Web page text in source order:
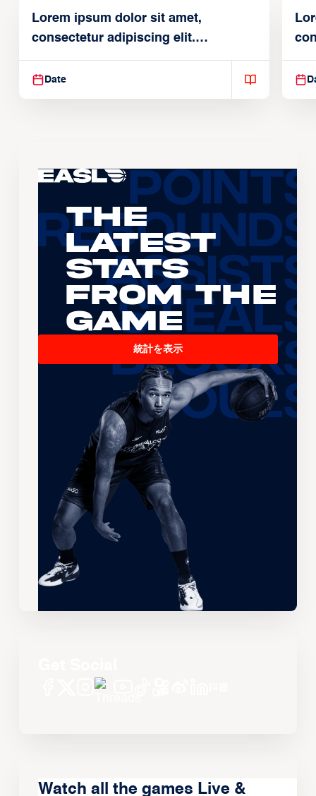
Lorem ipsum dolor sit amet,
consectetur adipiscing elit.
Suspendisse varius enim in
Date
The
Latest
Stats
From the
Game
統計を表示
Watch all the games Live &